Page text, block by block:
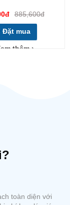
885,600đ
Đặt mua
thêm ›
toàn diện với